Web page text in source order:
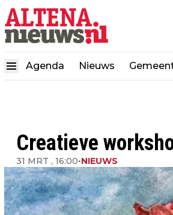
Agenda Nieuws
Creatieve
31 MRT , 16:00•NIEUWS